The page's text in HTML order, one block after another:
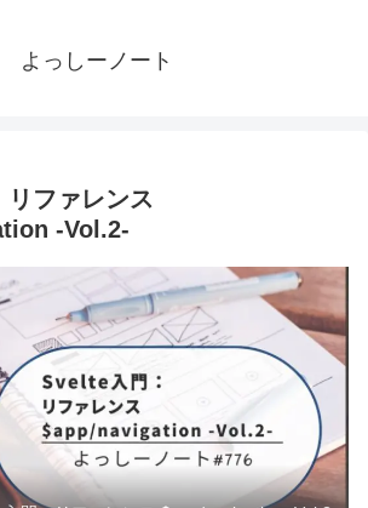
よっしーノート
ファレンス
-Vol.2-